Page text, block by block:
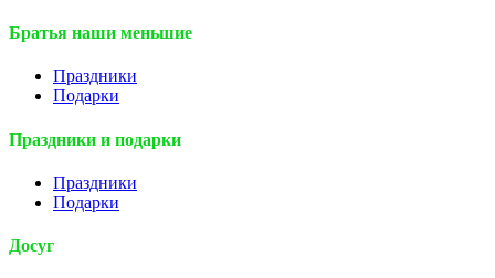
Братья наши меньшие
Праздники
Подарки
Праздники и подарки
Праздники
Подарки
Досуг